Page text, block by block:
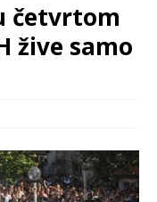
četvrtom
žive samo